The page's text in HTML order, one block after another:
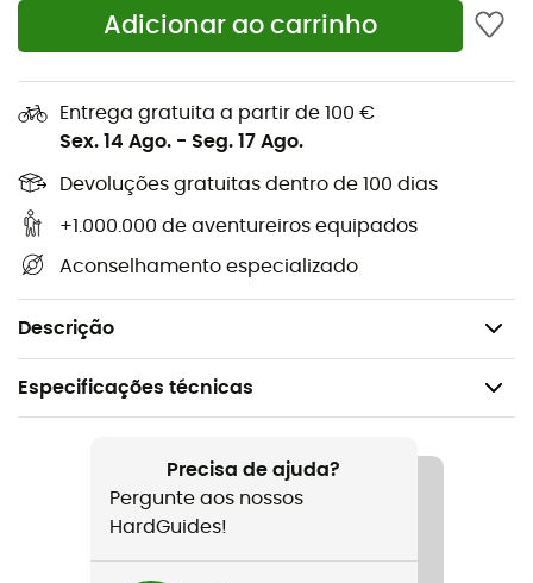
Adicionar ao carrinho
Entrega gratuita a partir de 100 €
Sex. 14 Ago. - Seg. 17 Ago.
Devoluções gratuitas dentro de 100 dias
+1.000.000 de aventureiros equipados
Aconselhamento especializado
Descrição
proverbial. E o melhor de tudo? Você pode se
concentrar no essencial: aproveitar cada momento em
aos pedais!
estrada equipadas com 12 velocidades SRAM
Nenhuma ferramenta necessária durante a
instalação
Proveniente da longa experiência da SRAM na
concepção de correntes leves e robustas
Especificações técnicas
Ciclismo / Road bikePrecisa de ajuda?
Pergunte aos nossos
HardGuides!